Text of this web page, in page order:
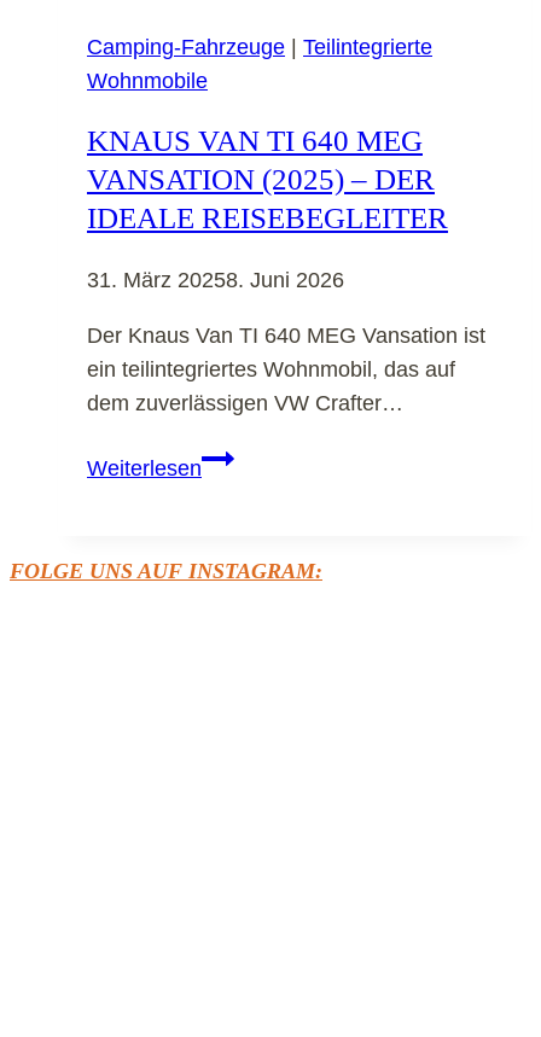
Camping-Fahrzeuge | Teilintegrierte
Wohnmobile
KNAUS VAN TI 640 MEG
VANSATION (2025) – DER
IDEALE REISEBEGLEITER
31. März 20258. Juni 2026
Der Knaus Van TI 640 MEG Vansation ist
ein teilintegriertes Wohnmobil, das auf
dem zuverlässigen VW Crafter…
WeiterlesenKnaus
640
FOLGE UNS AUF INSTAGRAM: